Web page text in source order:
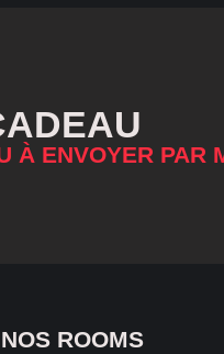
À ENVOYER PAR
NOS ROOMS